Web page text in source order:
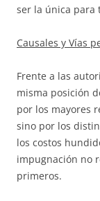
ser la única para
Causales y Vías
Frente a las
misma posición
por los mayores
sino por los
los costos
impugnación no
primeros.